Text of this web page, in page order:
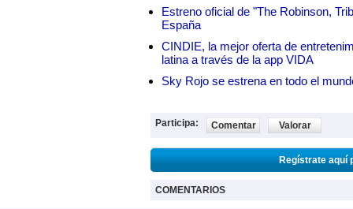
Estreno oficial de "The Robinson,
España
CINDIE, la mejor oferta de
latina a través de la app VIDA
Sky Rojo se estrena en todo el
Participa: Comentar Valorar
Regístrate aquí
COMENTARIOS